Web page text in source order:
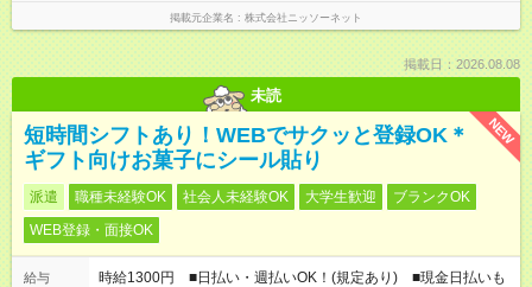
掲載元企業名 株式会社ニッソーネット
掲載日：2026.08.08
未読
NEW
短時間シフトあり！WEBでサクッと登録OK＊
ギフト向けお菓子にシール貼り
派遣 職種未経験OK 社会人未経験OK 大学生歓迎
ブランクOK
WEB登録・面接OK
給与
時給1300円 ■日払い・週払いOK！(規定あり) ■現金日払いも